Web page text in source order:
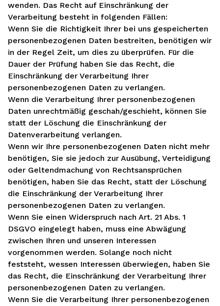
wenden. Das Recht auf Einschränkung der
Verarbeitung besteht in folgenden Fällen:
Wenn Sie die Richtigkeit Ihrer bei uns gespeicherten
personenbezogenen Daten bestreiten, benötigen wir
in der Regel Zeit, um dies zu überprüfen. Für die
Dauer der Prüfung haben Sie das Recht, die
Einschränkung der Verarbeitung Ihrer
personenbezogenen Daten zu verlangen.
Wenn die Verarbeitung Ihrer personenbezogenen
Daten unrechtmäßig geschah/geschieht, können Sie
statt der Löschung die Einschränkung der
Datenverarbeitung verlangen.
Wenn wir Ihre personenbezogenen Daten nicht mehr
benötigen, Sie sie jedoch zur Ausübung, Verteidigung
oder Geltendmachung von Rechtsansprüchen
benötigen, haben Sie das Recht, statt der Löschung
die Einschränkung der Verarbeitung Ihrer
personenbezogenen Daten zu verlangen.
Wenn Sie einen Widerspruch nach Art. 21 Abs. 1
DSGVO eingelegt haben, muss eine Abwägung
zwischen Ihren und unseren Interessen
vorgenommen werden. Solange noch nicht
feststeht, wessen Interessen überwiegen, haben Sie
das Recht, die Einschränkung der Verarbeitung Ihrer
personenbezogenen Daten zu verlangen.
Wenn Sie die Verarbeitung Ihrer personenbezogenen